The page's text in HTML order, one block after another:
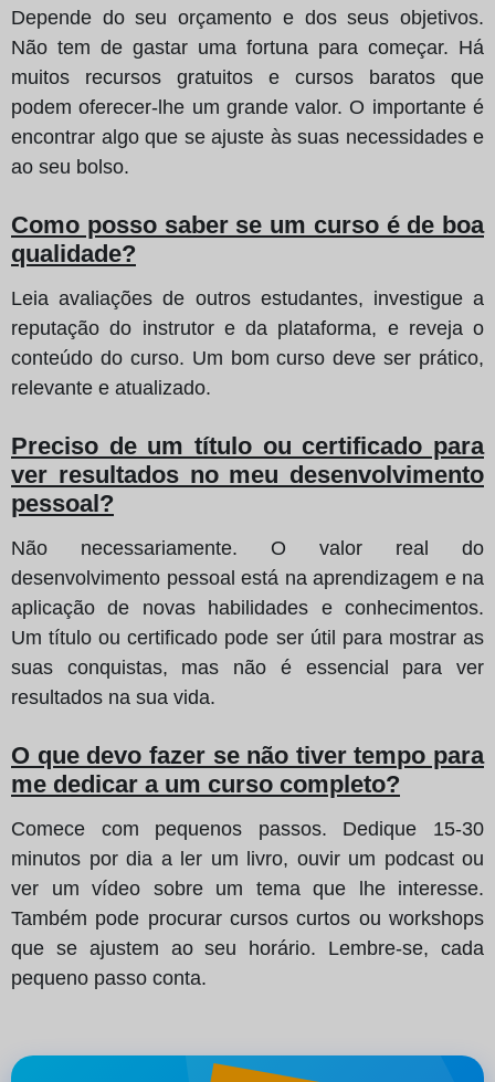
Depende do seu orçamento e dos seus objetivos.
Não tem de gastar uma fortuna para começar. Há
muitos recursos gratuitos e cursos baratos que
podem oferecer-lhe um grande valor. O importante é
encontrar algo que se ajuste às suas necessidades e
ao seu bolso.
Como posso saber se um curso é de boa
qualidade?
Leia avaliações de outros estudantes, investigue a
reputação do instrutor e da plataforma, e reveja o
conteúdo do curso. Um bom curso deve ser prático,
relevante e atualizado.
Preciso de um título ou certificado para
ver resultados no meu desenvolvimento
pessoal?
Não necessariamente. O valor real do
desenvolvimento pessoal está na aprendizagem e na
aplicação de novas habilidades e conhecimentos.
Um título ou certificado pode ser útil para mostrar as
suas conquistas, mas não é essencial para ver
resultados na sua vida.
O que devo fazer se não tiver tempo para
me dedicar a um curso completo?
Comece com pequenos passos. Dedique 15-30
minutos por dia a ler um livro, ouvir um podcast ou
ver um vídeo sobre um tema que lhe interesse.
Também pode procurar cursos curtos ou workshops
que se ajustem ao seu horário. Lembre-se, cada
pequeno passo conta.